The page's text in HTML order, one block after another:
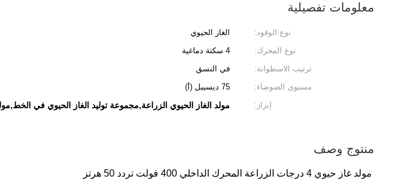
معلومات تفصيلية
نوع الوقود: الغاز الحيوي
نوع المحرك:
4 سكتة دماغية
ترتيب الاسطوانة:
في النسق
مستوى الضوضاء:
75 ديسيبل (أ)
إبراز:
مولد الغاز الحيوي الزراعة,مجموعة توليد الغاز الحيوي في
منتوج وصف
مولد غاز حيوي 4 درجات الزراعة المحرك الداخلي 400 فولت تردد 50 هرتز